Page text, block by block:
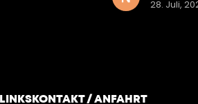
28. Juli, 2026
KONTAKT / ANFAHRT